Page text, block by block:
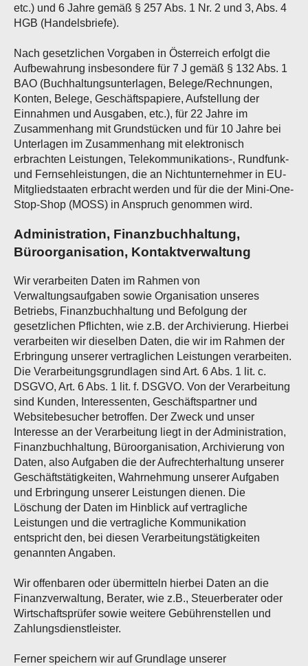
etc.) und 6 Jahre gemäß § 257 Abs. 1 Nr. 2 und 3, Abs. 4
HGB (Handelsbriefe).
Nach gesetzlichen Vorgaben in Österreich erfolgt die
Aufbewahrung insbesondere für 7 J gemäß § 132 Abs. 1
BAO (Buchhaltungsunterlagen, Belege/Rechnungen,
Konten, Belege, Geschäftspapiere, Aufstellung der
Einnahmen und Ausgaben, etc.), für 22 Jahre im
Zusammenhang mit Grundstücken und für 10 Jahre bei
Unterlagen im Zusammenhang mit elektronisch
erbrachten Leistungen, Telekommunikations-, Rundfunk-
und Fernsehleistungen, die an Nichtunternehmer in EU-
Mitgliedstaaten erbracht werden und für die der Mini-One-
Stop-Shop (MOSS) in Anspruch genommen wird.
Administration, Finanzbuchhaltung,
Büroorganisation, Kontaktverwaltung
Wir verarbeiten Daten im Rahmen von
Verwaltungsaufgaben sowie Organisation unseres
Betriebs, Finanzbuchhaltung und Befolgung der
gesetzlichen Pflichten, wie z.B. der Archivierung. Hierbei
verarbeiten wir dieselben Daten, die wir im Rahmen der
Erbringung unserer vertraglichen Leistungen verarbeiten.
Die Verarbeitungsgrundlagen sind Art. 6 Abs. 1 lit. c.
DSGVO, Art. 6 Abs. 1 lit. f. DSGVO. Von der Verarbeitung
sind Kunden, Interessenten, Geschäftspartner und
Websitebesucher betroffen. Der Zweck und unser
Interesse an der Verarbeitung liegt in der Administration,
Finanzbuchhaltung, Büroorganisation, Archivierung von
Daten, also Aufgaben die der Aufrechterhaltung unserer
Geschäftstätigkeiten, Wahrnehmung unserer Aufgaben
und Erbringung unserer Leistungen dienen. Die
Löschung der Daten im Hinblick auf vertragliche
Leistungen und die vertragliche Kommunikation
entspricht den, bei diesen Verarbeitungstätigkeiten
genannten Angaben.
Wir offenbaren oder übermitteln hierbei Daten an die
Finanzverwaltung, Berater, wie z.B., Steuerberater oder
Wirtschaftsprüfer sowie weitere Gebührenstellen und
Zahlungsdienstleister.
Ferner speichern wir auf Grundlage unserer